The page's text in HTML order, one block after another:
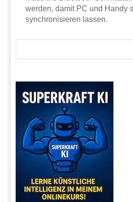
werden, damit PC und Handy
synchronisieren lassen.